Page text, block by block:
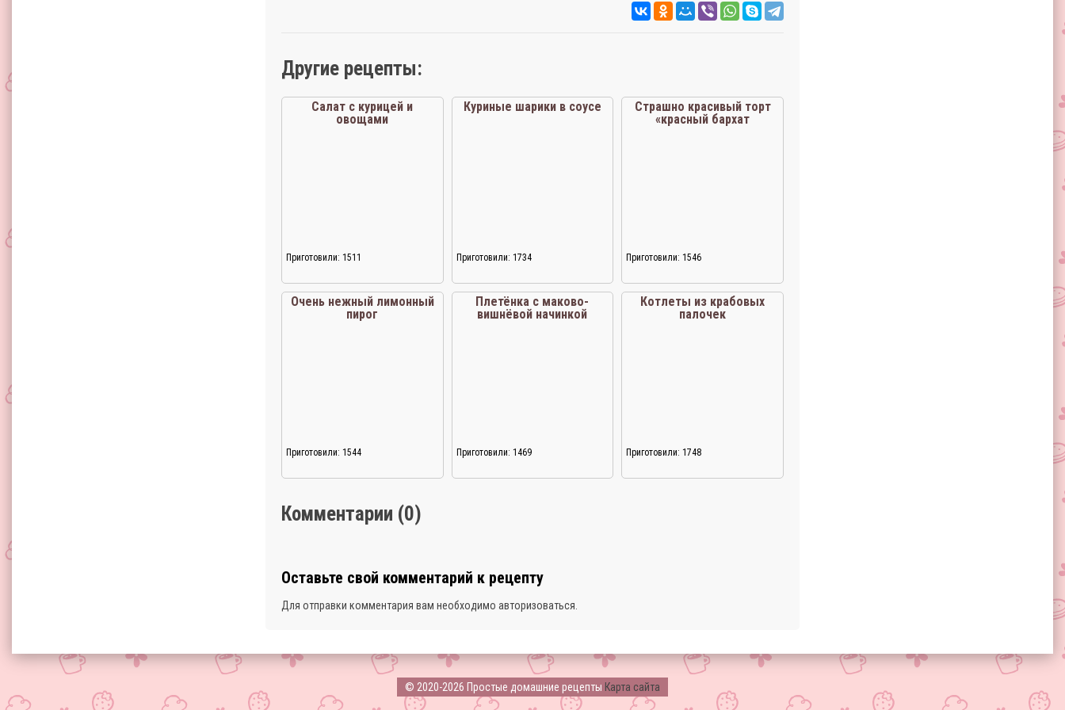
Другие рецепты:
Салат с курицей и
овощами
Приготовили: 1511
Куриные шарики в соусе
Приготовили: 1734
Страшно красивый торт
«красный бархат
Приготовили: 1546
Очень нежный лимонный
пирог
Приготовили: 1544
Плетёнка с маково-
вишнёвой начинкой
Приготовили: 1469
Котлеты из крабовых
палочек
Приготовили: 1748
Комментарии (0)
Оставьте свой комментарий к рецепту
Для отправки комментария вам необходимо авторизоваться
© 2020-2026 Простые домашние рецепты Карта сайта